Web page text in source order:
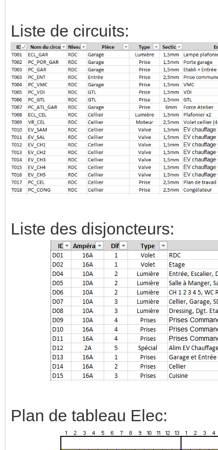
Liste de circuits:
Liste des disjoncteurs:
Plan de tableau Elec: